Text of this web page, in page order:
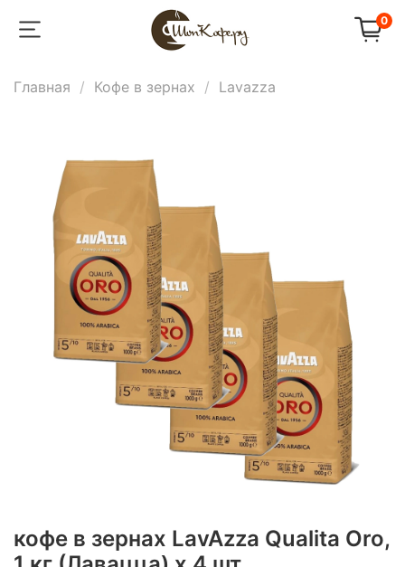
0
Главная Кофе в зернах Lavazza
кофе в зернах LavAzza Qualita Oro,